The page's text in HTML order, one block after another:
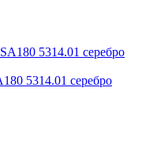
5314.01 серебро